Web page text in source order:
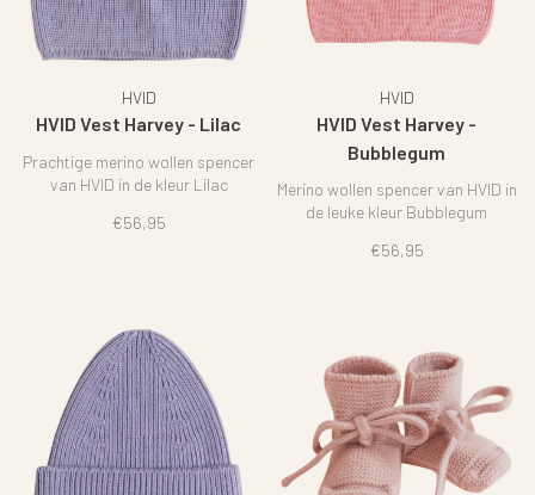
HVID
HVID Vest Harvey - Lilac
Prachtige merino wollen spencer
van HVID in de kleur Lilac
€56,95
HVID
HVID Vest Harvey -
Bubblegum
Merino wollen spencer van HVID in
de leuke kleur Bubblegum
€56,95